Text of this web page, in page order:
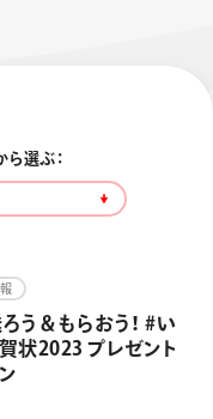
ら選ぶ：
う＆もらおう！ #い
状2023 プレゼント